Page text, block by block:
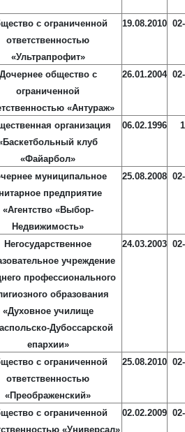
с ограниченной
ответственностью
«Ультрапрофит»
19.08.2010
Дочернее общество с
ограниченной
«Антураж»
26.01.2004
организация
клуб
«Файарбол»
06.02.1996
муниципальное
предприятие
«Агентство «Выбор-
Недвижимость»
25.08.2008
Негосударственное
учреждение
профессионального
образования
«Духовное училище
Дубоссарской
епархии»
24.03.2003
с ограниченной
ответственностью
«Преображенский»
25.08.2010
с ограниченной
«Универсал»
02.02.2009